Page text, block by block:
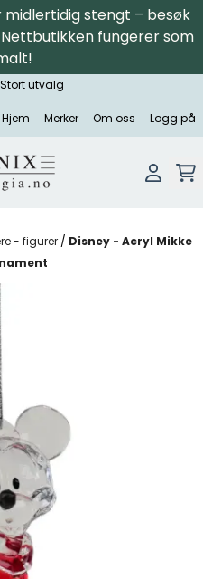
midlertidig stengt – besøk
fungerer som
utvalg
Hjem Merker Om oss Logg på
- figurer / Disney - Acryl Mikke